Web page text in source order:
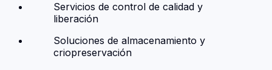
Servicios de control de calidad y
liberación
Soluciones de almacenamiento y
criopreservación